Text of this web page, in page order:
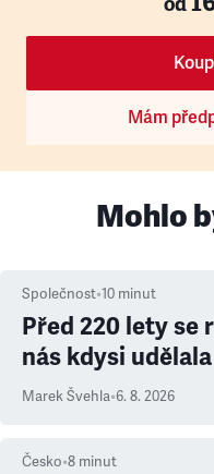
Mám
Mohlo
Společnost•10 minut
Před 220 lety se
nás kdysi
Marek Švehla•6. 8. 2026
Česko•8 minut